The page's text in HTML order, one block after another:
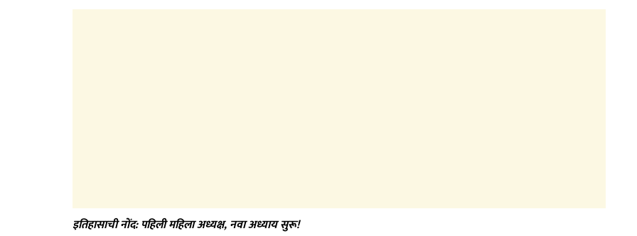
इतिहासाची नोंद: पहिली महिला अध्यक्ष,नवा अध्याय सुरू!